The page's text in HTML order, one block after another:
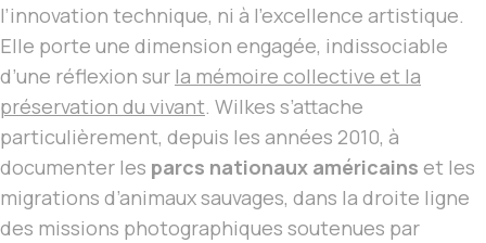
l’innovation technique, ni à l’excellence artistique.
Elle porte une dimension engagée, indissociable
d’une réflexion sur la mémoire collective et la
préservation du vivant. Wilkes s’attache
particulièrement, depuis les années 2010, à
documenter les parcs nationaux américains et les
migrations d’animaux sauvages, dans la droite ligne
des missions photographiques soutenues par